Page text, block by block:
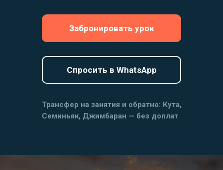
Спросить в WhatsApp
Забронировать урок
Трансфер на занятия и обратно: Кута,
Семиньяк, Джимбаран — без доплат